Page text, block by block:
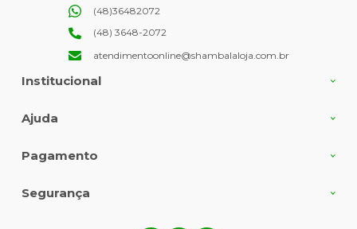
Institucional
Ajuda
(48)36482072
(48) 3648-2072
atendimentoonline@shambalaloja.com.br
Pagamento
Segurança